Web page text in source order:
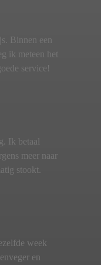
Binnen een
ik meteen het
service!
Ik betaal
meer naar
stookt.
week
en